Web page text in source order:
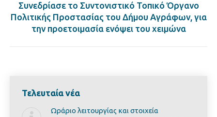
Next
post:
Συνεδρίασε το Συντονιστικό Τοπικό Όργανο
Πολιτικής Προστασίας του Δήμου Αγράφων, για
την προετοιμασία ενόψει του χειμώνα
Τελευταία νέα
Ωράριο λειτουργίας και στοιχεία